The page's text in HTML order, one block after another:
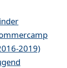
2019)